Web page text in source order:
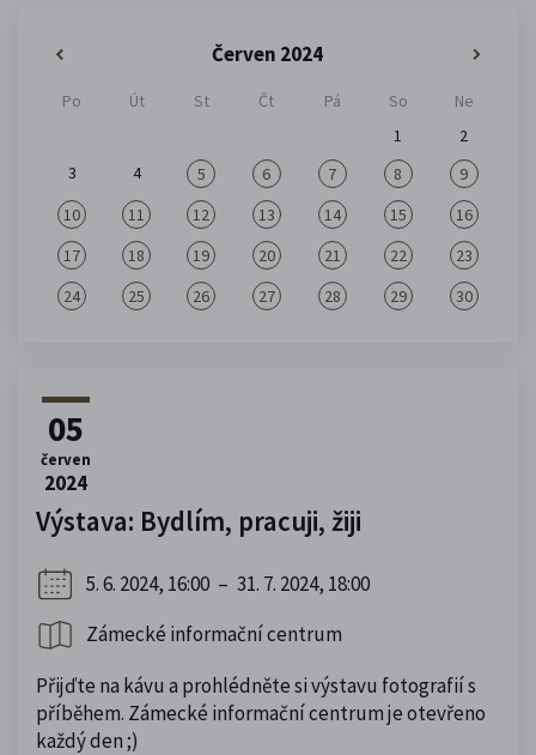
Červen 2024
Po Út St Čt Pá So
Ne
1
2
3
4 5 6 7 8
9
10
11 12 13 14 15
16
17
18 19 20 21 22
23
24
25 26 27 28 29 30
05
červen
2024
Výstava: Bydlím, pracuji, žiji
5. 6. 2024, 16:00 – 31. 7. 2024, 18:00
Zámecké informační centrum
Přijďte na kávu a prohlédněte si výstavu fotografií s
příběhem. Zámecké informační centrum je otevřeno
každý den ;)